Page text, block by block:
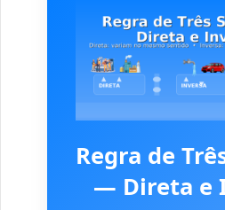
Regra de
— Direta e